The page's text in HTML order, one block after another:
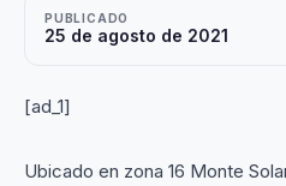
PUBLICADO
25 de agosto de 2021
[ad_1]
Ubicado en zona 16 Monte